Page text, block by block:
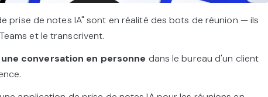
prise de notes IA" sont en réalité des bots de réunion — ils
et le transcrivent.
conversation en personne dans le bureau d'un client